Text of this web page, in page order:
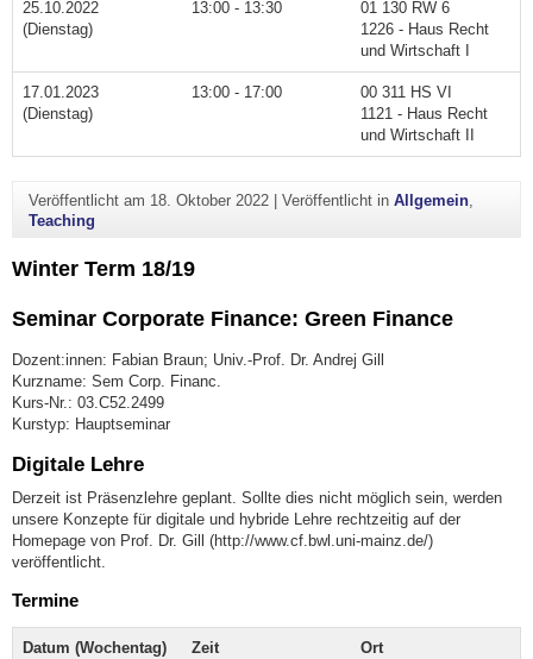
25.10.2022
(Dienstag)
13:00 - 13:30
01 130 RW 6
1226 - Haus Recht
und Wirtschaft I
17.01.2023
(Dienstag)
13:00 - 17:00
00 311 HS VI
1121 - Haus Recht
und Wirtschaft II
Veröffentlicht am 18. Oktober 2022| Veröffentlicht in Allgemein,
Teaching
Winter Term 18/19
Seminar Corporate Finance: Green Finance
Dozent:innen: Fabian Braun; Univ.-Prof. Dr. Andrej Gill
Kurzname: Sem Corp. Financ.
Kurs-Nr.: 03.C52.2499
Kurstyp: Hauptseminar
Digitale Lehre
Derzeit ist Präsenzlehre geplant. Sollte dies nicht möglich sein, werden
unsere Konzepte für digitale und hybride Lehre rechtzeitig auf der
Homepage von Prof. Dr. Gill (http://www.cf.bwl.uni-mainz.de/)
veröffentlicht.
Termine
Datum (Wochentag) Zeit Ort